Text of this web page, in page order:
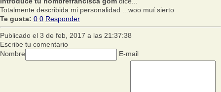
Totalmente describida mi personalidad ...woo muí sierto
Te gusta: 0 0 Responder
Publicado el 3 de feb, 2017 a las 21:37:38
Escribe tu comentario
Nombre
E-mail